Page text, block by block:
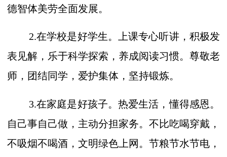
德智体美劳全面发展。
2.在学校是好学生。上课专心听讲，积极发
表见解，乐于科学探索，养成阅读习惯。尊敬老
师，团结同学，爱护集体，坚持锻炼。
3.在家庭是好孩子。热爱生活，懂得感恩。
自己事自己做，主动分担家务。不比吃喝穿戴，
不吸烟不喝酒，文明绿色上网。节粮节水节电，